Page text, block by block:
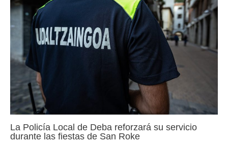
La Policía Local de Deba reforzará su servicio
durante las fiestas de San Roke